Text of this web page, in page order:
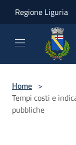
Regione Liguria
Home >
Tempi costi e
pubbliche